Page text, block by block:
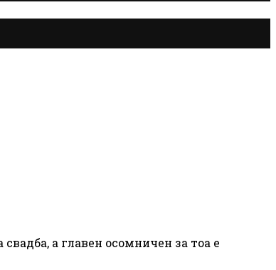
а главен осомничен за тоа е